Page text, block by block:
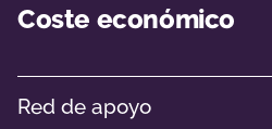
Coste económico
Red de apoyo